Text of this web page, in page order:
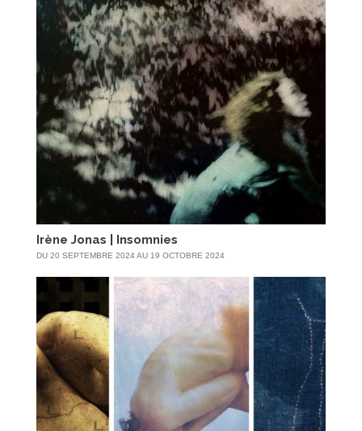
Irène Jonas | Insomnies
DU 20 SEPTEMBRE 2024 AU 19 OCTOBRE 2024